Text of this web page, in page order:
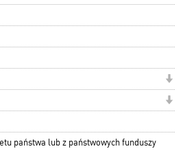
państwa lub z państwowych funduszy